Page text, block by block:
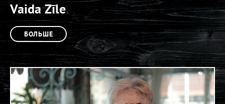
Vaida Zīle
БОЛЬШЕ